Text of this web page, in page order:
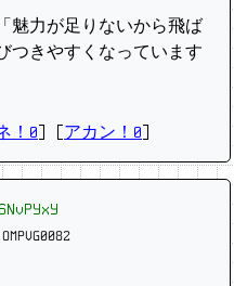
魅力が足りないから飛ば
つきやすくなっています
！0 アカン！0
OMPVG0082